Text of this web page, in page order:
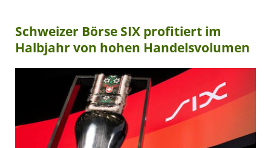
Schweizer Börse SIX profitiert im
Halbjahr von hohen Handelsvolumen